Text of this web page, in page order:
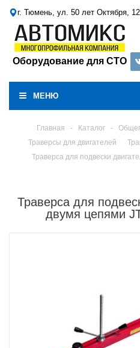
г. Тюмень, ул. 50 лет Октября,
Оборудование для СТО
МЕНЮ
Главная - Каталог -
Траверсы для двигателей
Траверса для подвески
Траверса для
двумя цепями